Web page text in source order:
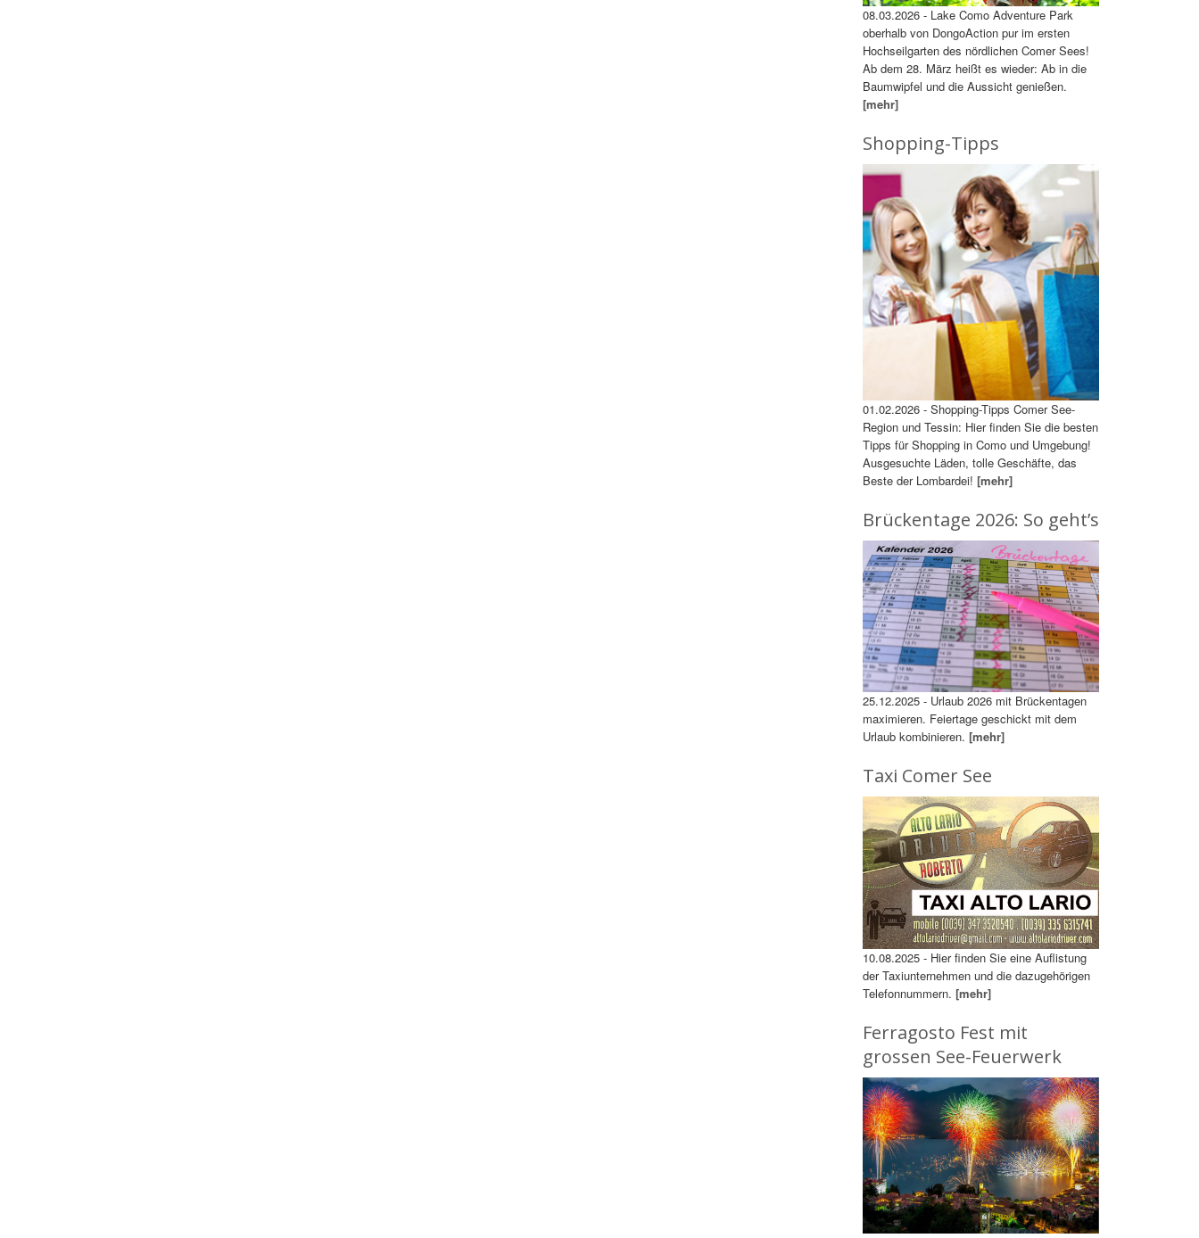
08.03.2026 - Lake Como Adventure Park
oberhalb von DongoAction pur im ersten
Hochseilgarten des nördlichen Comer Sees!
Ab dem 28. März heißt es wieder: Ab in die
Baumwipfel und die Aussicht genießen.
[mehr]
Shopping-Tipps
01.02.2026 - Shopping-Tipps Comer See-
Region und Tessin: Hier finden Sie die besten
Tipps für Shopping in Como und Umgebung!
Ausgesuchte Läden, tolle Geschäfte, das
Beste der Lombardei! [mehr]
Brückentage 2026: So geht’s
25.12.2025 - Urlaub 2026 mit Brückentagen
maximieren. Feiertage geschickt mit dem
Urlaub kombinieren. [mehr]
Taxi Comer See
10.08.2025 - Hier finden Sie eine Auflistung
der Taxiunternehmen und die dazugehörigen
Telefonnummern. [mehr]
Ferragosto Fest mit
grossen See-Feuerwerk